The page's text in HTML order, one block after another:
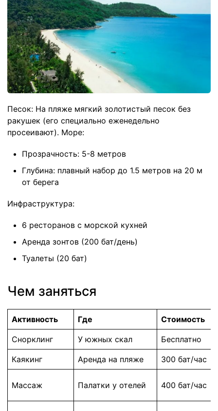
Песок: На пляже мягкий золотистый песок без
ракушек (его специально еженедельно
просеивают). Море:
Прозрачность: 5-8 метров
Глубина: плавный набор до 1.5 метров на 20 м
от берега
Инфраструктура:
6 ресторанов с морской кухней
Аренда зонтов (200 бат/день)
Туалеты (20 бат)
Чем заняться
Активность Где Стоимость
Снорклинг У южных скал Бесплатно
Каякинг Аренда на пляже 300 бат/час
Массаж Палатки у отелей 400 бат/час